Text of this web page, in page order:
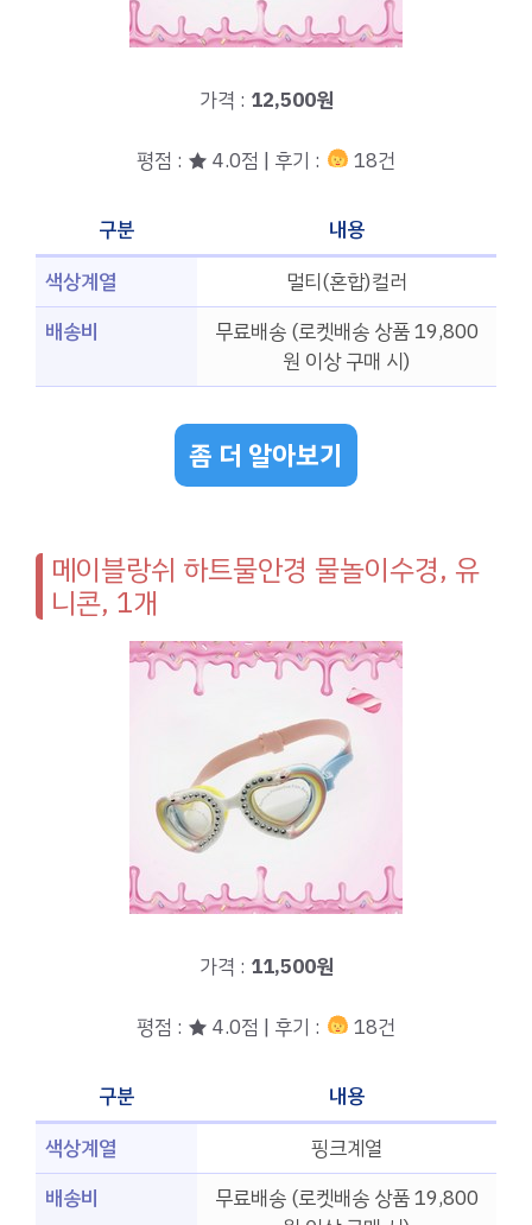
가격 : 12,500원
평점 : ★ 4.0점 | 후기 : 18건
구분
내용
색상계열
멀티(혼합)컬러
배송비
무료배송 (로켓배송 상품 19,800
원 이상 구매 시)
좀 더 알아보기
메이블랑쉬 하트물안경 물놀이수경, 유
니콘, 1개
가격 : 11,500원
평점 : ★ 4.0점 | 후기 : 18건
구분
내용
색상계열
핑크계열
배송비
무료배송 (로켓배송 상품 19,800